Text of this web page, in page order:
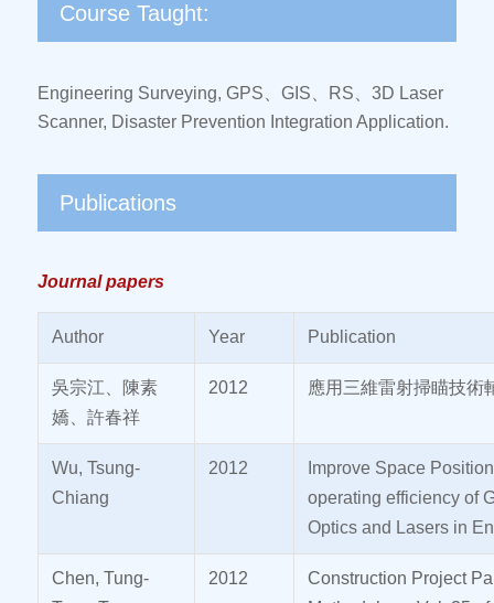
Course Taught:
Engineering Surveying, GPS、GIS、RS、3D Laser
Scanner, Disaster Prevention Integration Application.
Publications
Journal papers
Author Year Publication
吳宗江、陳素
嬌、許春祥
2012 應用三維雷射掃瞄技術
Wu, Tsung-
Chiang
2012
Improve Space
operating efficiency of
Optics and Lasers in
Chen, Tung-
2012
Construction Project